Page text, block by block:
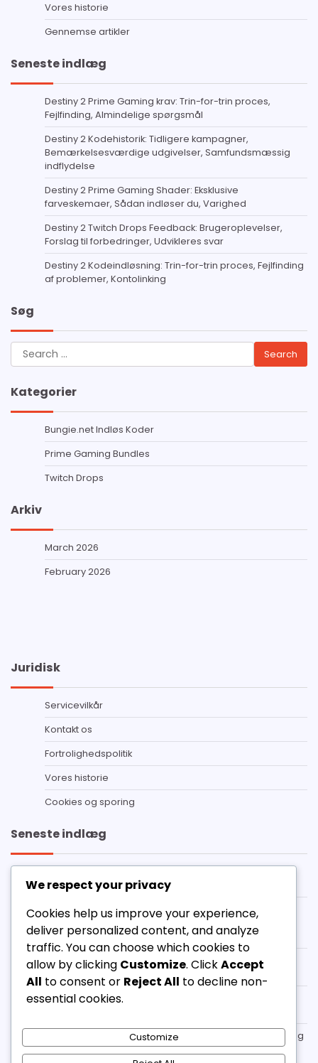
Vores historie
Gennemse artikler
Seneste indlæg
Destiny 2 Prime Gaming krav: Trin-for-trin proces,
Fejlfinding, Almindelige spørgsmål
Destiny 2 Kodehistorik: Tidligere kampagner,
Bemærkelsesværdige udgivelser, Samfundsmæssig
indflydelse
Destiny 2 Prime Gaming Shader: Eksklusive
farveskemaer, Sådan indløser du, Varighed
Destiny 2 Twitch Drops Feedback: Brugeroplevelser,
Forslag til forbedringer, Udvikleres svar
Destiny 2 Kodeindløsning: Trin-for-trin proces, Fejlfinding
af problemer, Kontolinking
Søg
Search
for:
Kategorier
Bungie.net Indløs Koder
Prime Gaming Bundles
Twitch Drops
Arkiv
March 2026
February 2026
Juridisk
Servicevilkår
Kontakt os
Fortrolighedspolitik
Vores historie
Cookies og sporing
Seneste indlæg
Fejlfinding, Almindelige spørgsmål
Destiny 2 Kodehistorik: Tidligere kampagner,
Bemærkelsesværdige udgivelser, Samfundsmæssig
indflydelse
Destiny 2 Prime Gaming Shader: Eksklusive
farveskemaer, Sådan indløser du, Varighed
Destiny 2 Twitch Drops Feedback: Brugeroplevelser,
Destiny 2 Kodeindløsning: Trin-for-trin proces, Fejlfinding
af problemer, Kontolinking
We respect your privacy
Cookies help us improve your experience,
deliver personalized content, and analyze
traffic. You can choose which cookies to
allow by clicking Customize. ClickAccept
All to consent or Reject All to decline non-
essential cookies.
Customize